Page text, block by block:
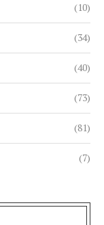
(10)
(34)
(40)
(73)
(81)
(7)